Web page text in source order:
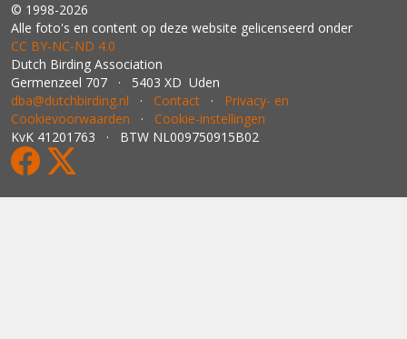
© 1998-2026
Alle foto's en content op deze website gelicenseerd onder
CC BY‑NC‑ND 4.0
Dutch Birding Association
Germenzeel 707 · 5403 XD Uden
dba@dutchbirding.nl · Contact · Privacy- en
Cookievoorwaarden · Cookie-instellingen
KvK 41201763 · BTW NL009750915B02